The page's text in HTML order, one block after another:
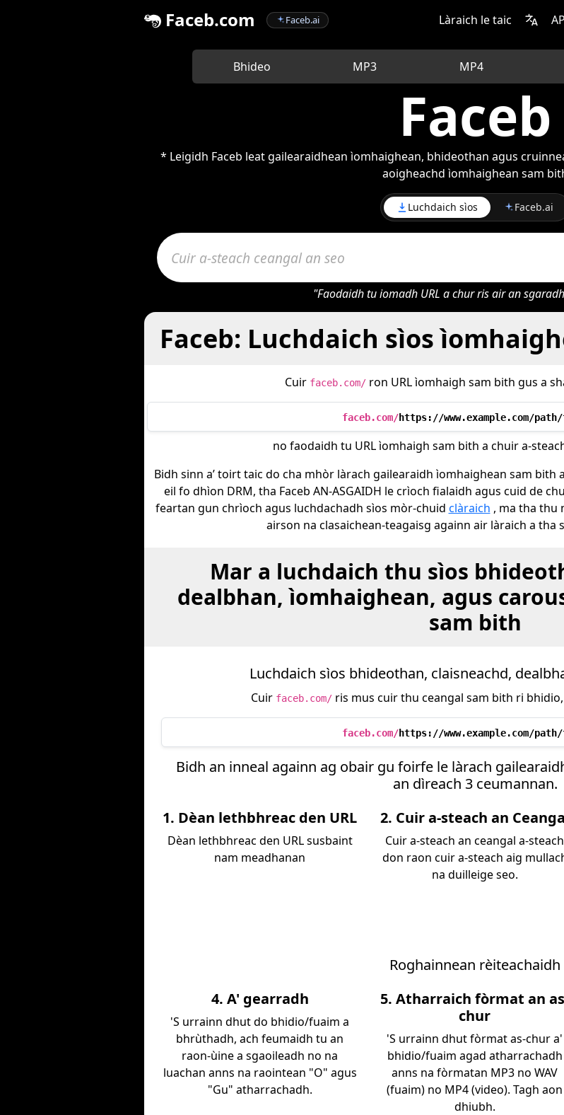
Faceb.com Faceb.ai Làraich le taic
Bhideo MP3 MP4
Faceb
* Leigidh Faceb leat gailearaidhean ìomhaighean, bhideothan agus
aoigheachd ìomhaighean sam
Luchdaich sìos Faceb.ai
"Faodaidh tu iomadh URL a chur ris air an
Faceb: Luchdaich sìos
Cuir faceb.com/ ron URL ìomhaigh sam bith gus a
faceb.com/https://www.example.com/
no faodaidh tu URL ìomhaigh sam bith a chuir a-
Bidh sinn a’ toirt taic do cha mhòr làrach gailearaidh ìomhaighean sam
eil fo dhìon DRM, tha Faceb AN-ASGAIDH le crìoch fialaidh agus cuid de
feartan gun chrìoch agus luchdachadh sìos mòr-chuid clàraich , ma tha thu
airson na clasaichean-teagaisg againn air làraich a tha
Mar a luchdaich thu sìos
dealbhan, ìomhaighean, agus
sam bith
Luchdaich sìos bhideothan, claisneachd,
Cuir faceb.com/ris mus cuir thu ceangal sam bith ri
faceb.com/https://www.example.com/
Bidh an inneal againn ag obair gu foirfe le làrach
an dìreach 3 ceumannan.
1. Dèan lethbhreac den URL
Dèan lethbhreac den URL susbaint
nam meadhanan
2. Cuir a-steach an
Cuir a-steach an ceangal a-steach
don raon cuir a-steach aig
na duilleige seo.
Roghainnean rèiteachaidh
4. A' gearradh
'S urrainn dhut do bhidio/fuaim a
bhrùthadh, ach feumaidh tu an
raon-ùine a sgaoileadh no na
luachan anns na raointean "O" agus
"Gu" atharrachadh.
5. Atharraich fòrmat an
chur
'S urrainn dhut fòrmat as-chur a'
bhidio/fuaim agad atharrachadh
anns na fòrmatan MP3 no WAV
(fuaim) no MP4 (video). Tagh aon
dhiubh.